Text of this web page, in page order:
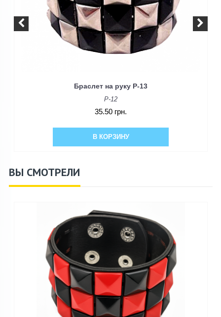
Браслет на руку P-13
P-12
35.50 грн.
В КОРЗИНУ
ВЫ СМОТРЕЛИ